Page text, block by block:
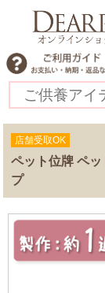
店舗受取OK
ペット位牌 ペ
プ